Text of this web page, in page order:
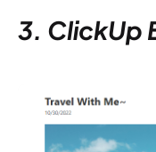
3. ClickUp